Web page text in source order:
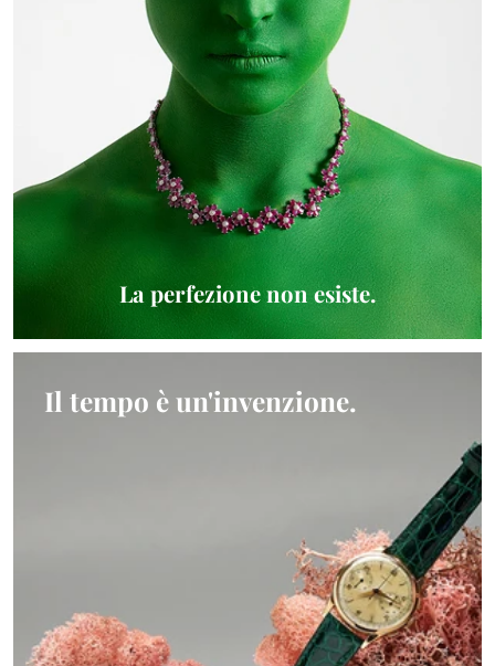
La perfezione non esiste.
Il tempo è un'invenzione.